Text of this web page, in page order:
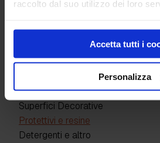
raccolto dal suo utilizzo dei loro
Accetta tutti i
Personalizza
Pavimenti industriali
Giunti di costruzione
Superfici Decorative
Protettivi e resine
Detergenti e altro